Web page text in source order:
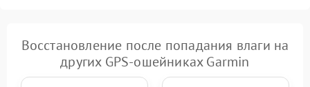
Восстановление после попадания влаги на
других GPS-ошейниках Garmin